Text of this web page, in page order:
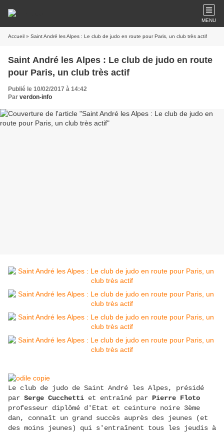
MENU
Accueil » Saint André les Alpes : Le club de judo en route pour Paris, un club très actif
Saint André les Alpes : Le club de judo en route
pour Paris, un club très actif
Publié le 10/02/2017 à 14:42
Par verdon-info
Le club de judo de Saint André les Alpes, présidé
par Serge Cucchetti et entraîné par Pierre Floto
professeur diplômé d'Etat et ceinture noire 3ème
dan, connaît un grand succès auprès des jeunes (et
des moins jeunes) qui s'entraînent tous les jeudis à